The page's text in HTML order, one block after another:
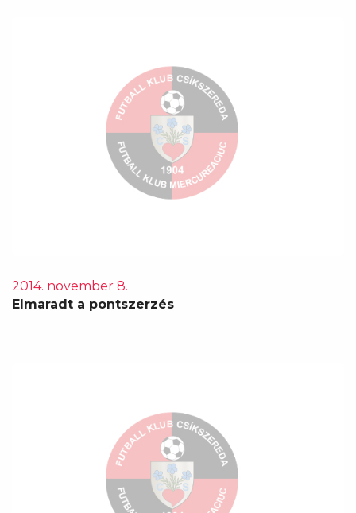
2014. november 8.
Elmaradt a pontszerzés